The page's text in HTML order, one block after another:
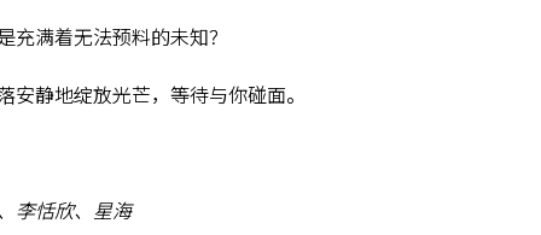
满着无法预料的未知？
静地绽放光芒，等待与你碰面。
李恬欣、星海